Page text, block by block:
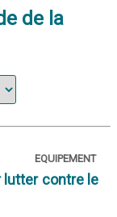
de la
EQUIPEMENT
lutter contre le